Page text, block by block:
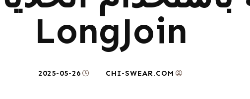
LongJoin
CHI-SWEAR.COM
2025-05-26